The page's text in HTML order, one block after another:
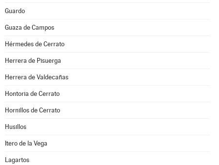
Guardo
Guaza de Campos
Hérmedes de Cerrato
Herrera de Pisuerga
Herrera de Valdecañas
Hontoria de Cerrato
Hornillos de Cerrato
Husillos
Itero de la Vega
Lagartos